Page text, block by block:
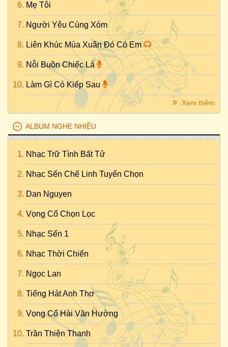
Mẹ Tôi
Người Yêu Cùng Xóm
Liên Khúc Mùa Xuân Đó Có Em
Nỗi Buồn Chiếc Lá
Làm Gì Có Kiếp Sau
Xem thêm
ALBUM NGHE NHIỀU
Nhạc Trữ Tình Bất Tử
Nhạc Sến Chế Linh Tuyển Chọn
Dan Nguyen
Vọng Cổ Chọn Lọc
Nhạc Sến 1
Nhạc Thời Chiến
Ngọc Lan
Tiếng Hát Anh Thơ
Vọng Cổ Hài Văn Hường
Trần Thiện Thanh